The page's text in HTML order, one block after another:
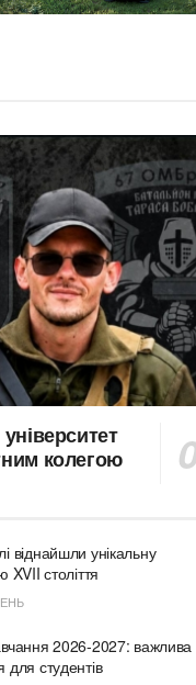
колегою
віднайшли унікальну
XVII століття
2026-2027: важлива
для студентів